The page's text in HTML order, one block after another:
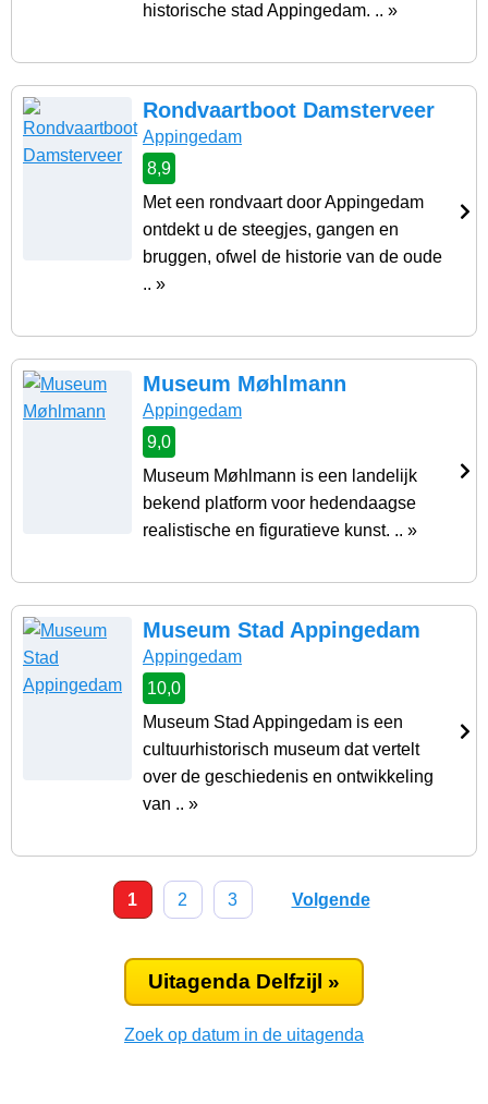
historische stad Appingedam. .. »
Rondvaartboot Damsterveer
Appingedam
8,9
Met een rondvaart door Appingedam
ontdekt u de steegjes, gangen en
bruggen, ofwel de historie van de oude
.. »
Museum Møhlmann
Appingedam
9,0
Museum Møhlmann is een landelijk
bekend platform voor hedendaagse
realistische en figuratieve kunst. .. »
Museum Stad Appingedam
Appingedam
10,0
Museum Stad Appingedam is een
cultuurhistorisch museum dat vertelt
over de geschiedenis en ontwikkeling
van .. »
1 2 3 Volgende
Uitagenda Delfzijl »
Zoek op datum in de uitagenda